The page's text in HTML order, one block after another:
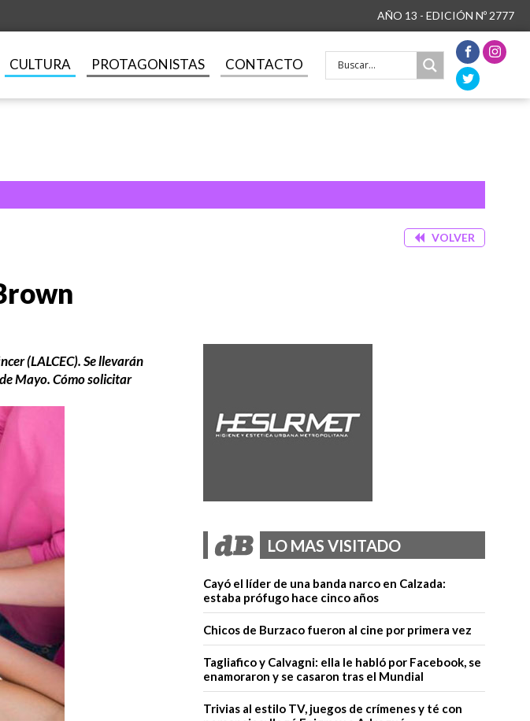
AÑO 13 - EDICIÓN Nº 2777
CULTURA PROTAGONISTAS CONTACTO
VOLVER
(LALCEC). Se llevarán
Mayo. Cómo solicitar
LO MAS VISITADO
Cayó el líder de una banda narco en Calzada:
estaba prófugo hace cinco años
Chicos de Burzaco fueron al cine por primera vez
Tagliafico y Calvagni: ella le habló por Facebook, se
enamoraron y se casaron tras el Mundial
Trivias al estilo TV, juegos de crímenes y té con